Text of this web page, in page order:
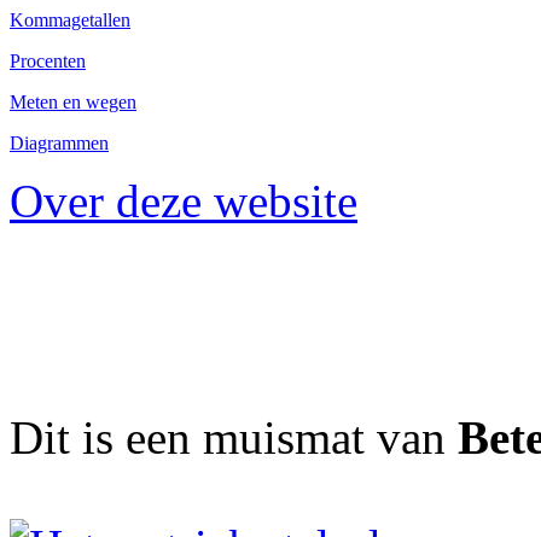
Kommagetallen
Procenten
Meten en wegen
Diagrammen
Over deze website
Dit is een muismat van